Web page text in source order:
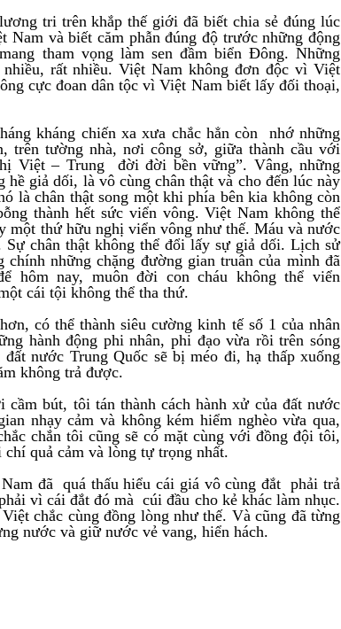
tri trên khắp thế giới đã biết chia sẻ đúng lúc
Nam và biết căm phẫn đúng độ trước những động
tham vọng làm sen đầm biển Đông. Những
rất nhiều. Việt Nam không đơn độc vì Việt
cực đoan dân tộc vì Việt Nam biết lấy đối thoại,
kháng chiến xa xưa chắc hẳn còn nhớ những
trên tường nhà, nơi công sở, giữa thành cầu với
Việt – Trung đời đời bền vững”. Vâng, những
giả dối, là vô cùng chân thật và cho đến lúc này
là chân thật song một khi phía bên kia không còn
thành hết sức viển vông. Việt Nam không thể
một thứ hữu nghị viển vông như thế. Máu và nước
Sự chân thật không thể đổi lấy sự giả dối. Lịch sử
những chặng đường gian truân của mình đã
hôm nay, muôn đời con cháu không thể viển
cái tội không thể tha thứ.
có thể thành siêu cường kinh tế số 1 của nhân
hành động phi nhân, phi đạo vừa rồi trên sóng
nước Trung Quốc sẽ bị méo đi, hạ thấp xuống
không trả được.
bút, tôi tán thành cách hành xử của đất nước
nhạy cảm và không kém hiểm nghèo vừa qua,
chắn tôi cũng sẽ có mặt cùng với đồng đội tôi,
quả cảm và lòng tự trọng nhất.
đã quá thấu hiểu cái giá vô cùng đắt phải trả
vì cái đắt đó mà cúi đầu cho kẻ khác làm nhục.
chắc cùng đồng lòng như thế. Và cũng đã từng
nước và giữ nước vẻ vang, hiển hách.